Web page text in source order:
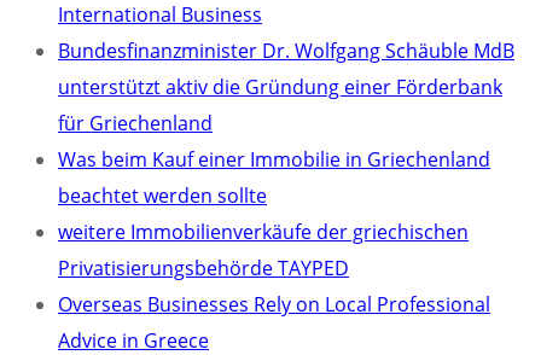
International Business
Bundesfinanzminister Dr. Wolfgang Schäuble MdB
unterstützt aktiv die Gründung einer Förderbank
für Griechenland
Was beim Kauf einer Immobilie in Griechenland
beachtet werden sollte
weitere Immobilienverkäufe der griechischen
Privatisierungsbehörde TAYPED
Overseas Businesses Rely on Local Professional
Advice in Greece